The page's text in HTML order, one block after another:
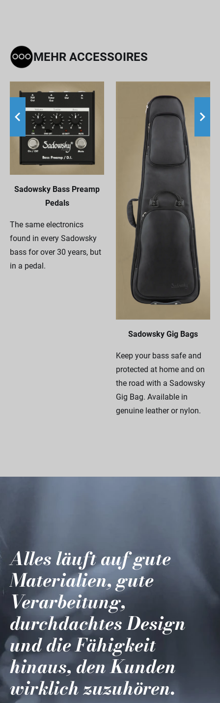
MEHR ACCESSOIRES
Sadowsky Bass Preamp
Pedals
The same electronics
found in every Sadowsky
bass for over 30 years, but
in a pedal.
Sadowsky Gig Bags
Keep your bass safe and
protected at home and on
the road with a Sadowsky
Gig Bag. Available in
genuine leather or nylon.
Alles läuft auf gute
Materialien, gute
Verarbeitung,
durchdachtes Design
und die Fähigkeit
hinaus, den Kunden
wirklich zuzuhören.